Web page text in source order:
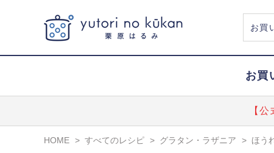
お買
【
HOME > すべてのレシピ > グラタン・ラザニア > ほう